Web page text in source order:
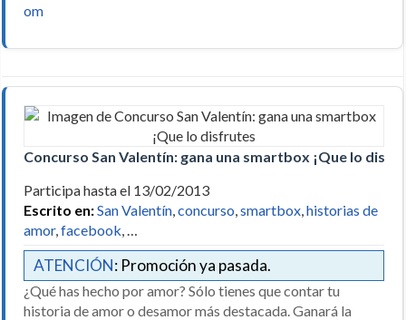
om
Concurso San Valentín: gana una smartbox ¡Que lo
Participa hasta el 13/02/2013
Escrito en:San Valentín concurso smartbox historias de
amor, facebook
ATENCIÓN: Promoción ya pasada.
¿Qué has hecho por amor? Sólo tienes que contar tu
historia de amor o desamor más destacada. Ganará la